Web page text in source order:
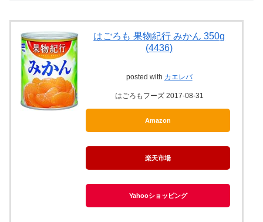
はごろも 果物紀行 みかん 350g
(4436)
posted with カエレバ
はごろもフーズ 2017-08-31
Amazon
楽天市場
Yahooショッピング